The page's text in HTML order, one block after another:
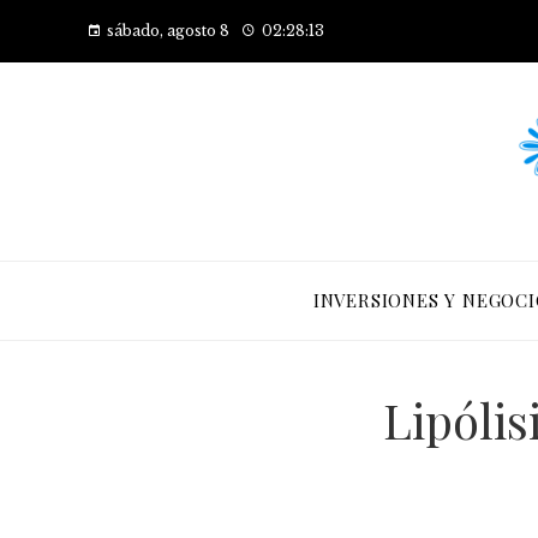
sábado, agosto 8 02:28:14
INVERSIONES Y